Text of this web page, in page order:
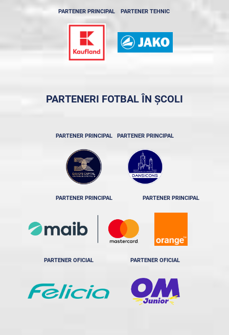
PARTENER PRINCIPAL PARTENER TEHNIC
PARTENERI FOTBAL ÎN ȘCOLI
PARTENER PRINCIPAL PARTENER PRINCIPAL
PARTENER PRINCIPAL PARTENER PRINCIPAL
PARTENER OFICIAL PARTENER OFICIAL